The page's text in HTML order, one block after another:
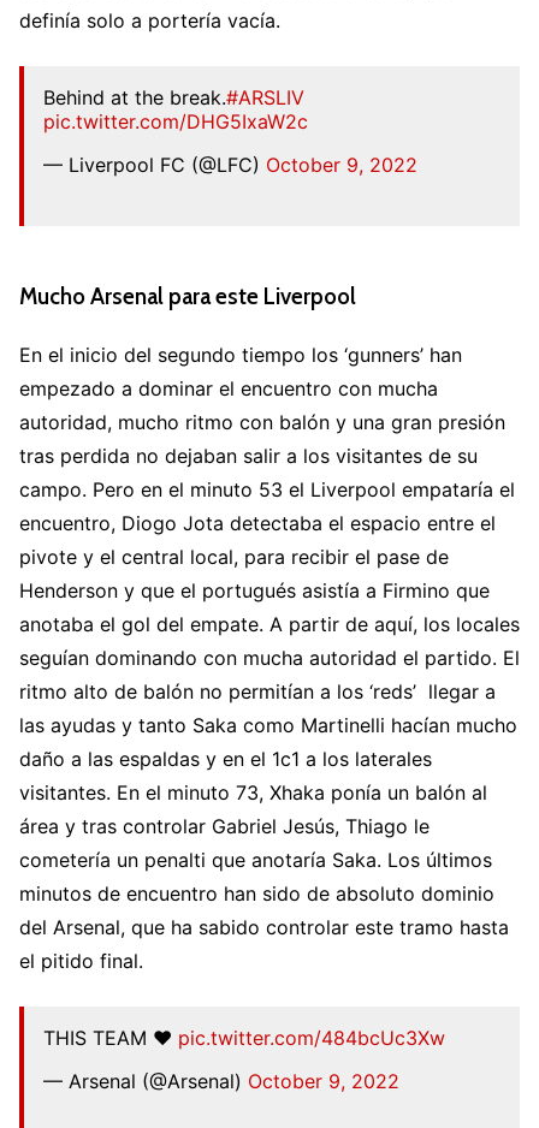
definía solo a portería vacía.
Behind at the break.#ARSLIV
pic.twitter.com/DHG5IxaW2c
— Liverpool FC (@LFC) October 9, 2022
Mucho Arsenal para este Liverpool
En el inicio del segundo tiempo los ‘gunners’ han
empezado a dominar el encuentro con mucha
autoridad, mucho ritmo con balón y una gran presión
tras perdida no dejaban salir a los visitantes de su
campo. Pero en el minuto 53 el Liverpool empataría el
encuentro, Diogo Jota detectaba el espacio entre el
pivote y el central local, para recibir el pase de
Henderson y que el portugués asistía a Firmino que
anotaba el gol del empate. A partir de aquí, los locales
seguían dominando con mucha autoridad el partido. El
ritmo alto de balón no permitían a los ‘reds’ llegar a
las ayudas y tanto Saka como Martinelli hacían mucho
daño a las espaldas y en el 1c1 a los laterales
visitantes. En el minuto 73, Xhaka ponía un balón al
área y tras controlar Gabriel Jesús, Thiago le
cometería un penalti que anotaría Saka. Los últimos
minutos de encuentro han sido de absoluto dominio
del Arsenal, que ha sabido controlar este tramo hasta
el pitido final.
THIS TEAM ❤️ pic.twitter.com/484bcUc3Xw
— Arsenal (@Arsenal) October 9, 2022